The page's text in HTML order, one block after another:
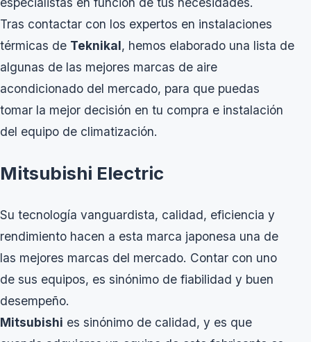
Tras contactar con los expertos en instalaciones
térmicas de Teknikal, hemos elaborado una lista de
algunas de las mejores marcas de aire
acondicionado del mercado, para que puedas
tomar la mejor decisión en tu compra e instalación
del equipo de climatización.
Mitsubishi Electric
Su tecnología vanguardista, calidad, eficiencia y
rendimiento hacen a esta marca japonesa una de
las mejores marcas del mercado. Contar con uno
de sus equipos, es sinónimo de fiabilidad y buen
desempeño.
Mitsubishi es sinónimo de calidad, y es que